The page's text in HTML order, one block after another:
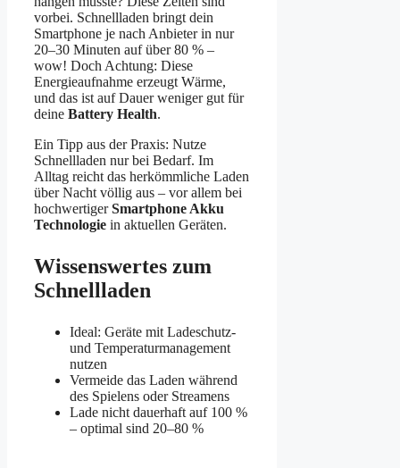
vorbei. Schnellladen bringt dein
Smartphone je nach Anbieter in nur
20–30 Minuten auf über 80 % –
wow! Doch Achtung: Diese
Energieaufnahme erzeugt Wärme,
und das ist auf Dauer weniger gut für
deine Battery Health.
Ein Tipp aus der Praxis: Nutze
Schnellladen nur bei Bedarf. Im
Alltag reicht das herkömmliche Laden
über Nacht völlig aus – vor allem bei
hochwertigerSmartphone Akku
Technologie in aktuellen Geräten.
Wissenswertes zum
Schnellladen
Ideal: Geräte mit Ladeschutz-
und Temperaturmanagement
nutzen
Vermeide das Laden während
des Spielens oder Streamens
Lade nicht dauerhaft auf 100 %
– optimal sind 20–80 %